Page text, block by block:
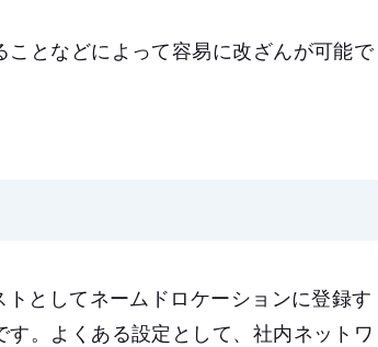
となどによって容易に改ざんが可能で
としてネームドロケーションに登録す
。よくある設定として、社内ネットワ